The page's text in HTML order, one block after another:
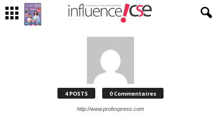
4 POSTS 0 Commentaires
http://www.profexpress.com